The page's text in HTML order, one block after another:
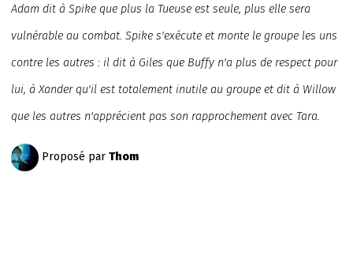
Adam dit à Spike que plus la Tueuse est seule, plus elle sera
vulnérable au combat. Spike s'exécute et monte le groupe les uns
contre les autres : il dit à Giles que Buffy n'a plus de respect pour
lui, à Xander qu'il est totalement inutile au groupe et dit à Willow
que les autres n'apprécient pas son rapprochement avec Tara.
Proposé par Thom